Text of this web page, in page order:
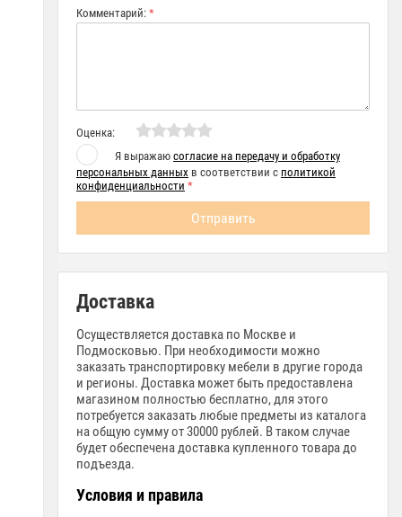
Комментарий: *
Оценка:
Я выражаю согласие на передачу и обработку
персональных данных в соответствии с политикой
конфиденциальности *
Доставка
Осуществляется доставка по Москве и
Подмосковью. При необходимости можно
заказать транспортировку мебели в другие города
и регионы. Доставка может быть предоставлена
магазином полностью бесплатно, для этого
потребуется заказать любые предметы из каталога
на общую сумму от 30000 рублей. В таком случае
будет обеспечена доставка купленного товара до
подъезда.
Условия и правила